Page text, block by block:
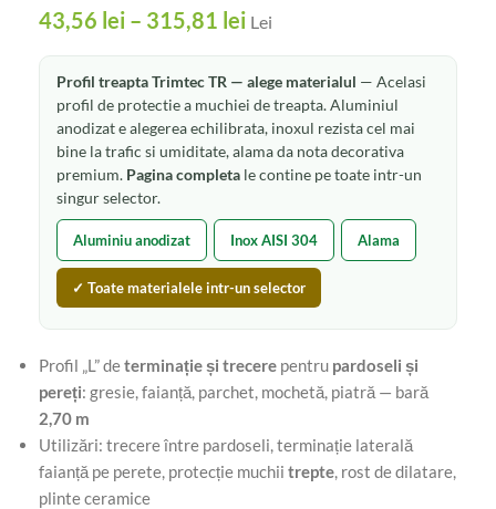
43,56 lei – 315,81 lei Lei
Profil treapta Trimtec TR — alege materialul — Acelasi
profil de protectie a muchiei de treapta. Aluminiul
anodizat e alegerea echilibrata, inoxul rezista cel mai
bine la trafic si umiditate, alama da nota decorativa
premium. Pagina completa le contine pe toate intr-un
singur selector.
Aluminiu anodizat Inox AISI 304 Alama
✓ Toate materialele intr-un selector
Profil „L” determinație și trecere pentru pardoseli și
pereți: gresie, faianță, parchet, mochetă, piatră — bară
2,70 m
Utilizări: trecere între pardoseli, terminație laterală
faianță pe perete, protecție muchii trepte, rost de dilatare,
plinte ceramice